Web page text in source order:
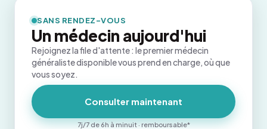
SANS RENDEZ-VOUS
Un médecin aujourd'hui
Rejoignez la file d'attente : le premier médecin
généraliste disponible vous prend en charge, où que
vous soyez.
Consulter maintenant
7j/7 de 6h à minuit · remboursable*